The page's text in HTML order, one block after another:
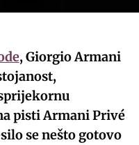
, Giorgio Armani
pisti Armani Privé
se nešto gotovo